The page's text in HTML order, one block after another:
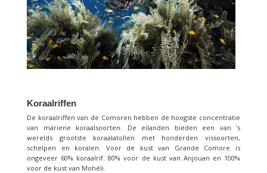
Koraalriffen
De koraalriffen van de Comoren hebben de hoogste concentratie
van mariene koraalsoorten. De eilanden bieden een van ’s
werelds grootste koraalatollen met honderden vissoorten,
schelpen en koralen. Voor de kust van Grande Comore is
ongeveer 60% koraalrif. 80% voor de kust van Anjouan en 100%
voor de kust van Mohéli.